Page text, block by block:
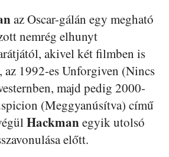
az Oscar-gálán egy megható
nemrég elhunyt
akivel két filmben is
1992-es Unforgiven (Nincs
majd pedig 2000-
(Meggyanúsítva) című
Hackmanegyik utolsó
előtt.